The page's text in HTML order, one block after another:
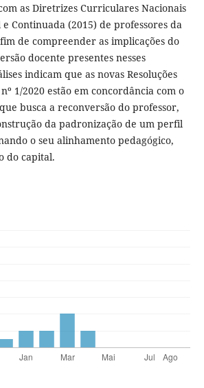
as Diretrizes Curriculares Nacionais
Continuada (2015) de professores da
de compreender as implicações do
docente presentes nesses
indicam que as novas Resoluções
nº 1/2020 estão em concordância com o
busca a reconversão do professor,
da padronização de um perfil
o seu alinhamento pedagógico,
do capital.